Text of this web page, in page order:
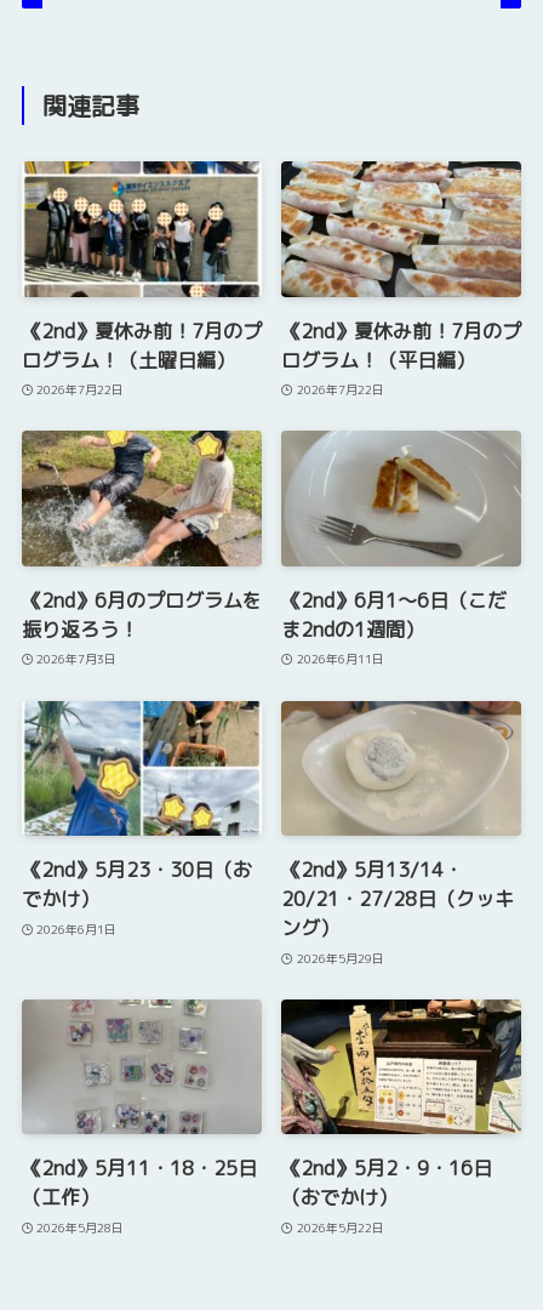
関連記事
《2nd》夏休み前！7月のプ
ログラム！（土曜日編）
2026年7月22日
《2nd》夏休み前！7月のプ
ログラム！（平日編）
2026年7月22日
《2nd》6月のプログラムを
振り返ろう！
2026年7月3日
《2nd》6月1～6日（こだ
ま2ndの1週間）
2026年6月11日
《2nd》5月23・30日（お
でかけ）
2026年6月1日
《2nd》5月13/14・
20/21・27/28日（クッキ
ング）
2026年5月29日
《2nd》5月11・18・25日
（工作）
2026年5月28日
《2nd》5月2・9・16日
（おでかけ）
2026年5月22日